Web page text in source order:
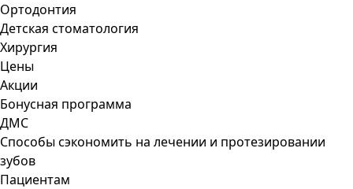
Ортодонтия
Детская стоматология
Хирургия
Цены
Акции
Бонусная программа
ДМС
Способы сэкономить на лечении и протезировании
зубов
Пациентам